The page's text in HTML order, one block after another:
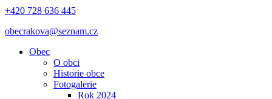
+420 728 636 445
obecrakova@seznam.cz
Obec
O obci
Historie obce
Fotogalerie
Rok 2024